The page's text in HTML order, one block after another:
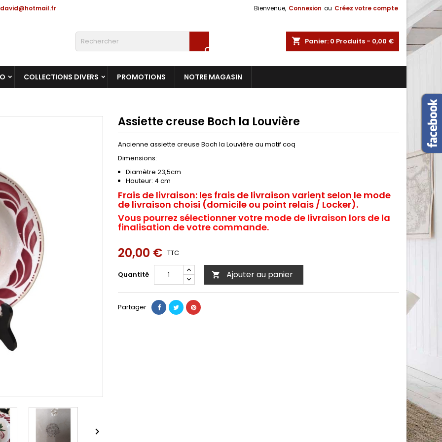
Bienvenue, Connexion ou Créez votre compte
shopping_cart Panier: 0 Produits - 0,00 €

COLLECTIONS DIVERS PROMOTIONS NOTRE MAGASIN

Assiette creuse Boch la Louvière
Ancienne assiette creuse Boch la Louvière au motif coq
Dimensions:
Diamètre 23,5cm
Hauteur: 4 cm
Frais de livraison: les frais de livraison varient selon le mode
de livraison choisi (domicile ou point relais / Locker).
Vous pourrez sélectionner votre mode de livraison lors de la
finalisation de votre commande.
20,00 € TTC
Quantité  Ajouter au panier
Partager